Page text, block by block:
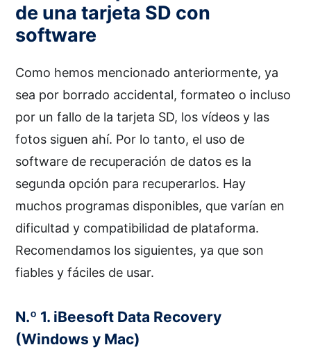
de una tarjeta SD con
software
Como hemos mencionado anteriormente, ya
sea por borrado accidental, formateo o incluso
por un fallo de la tarjeta SD, los vídeos y las
fotos siguen ahí. Por lo tanto, el uso de
software de recuperación de datos es la
segunda opción para recuperarlos. Hay
muchos programas disponibles, que varían en
dificultad y compatibilidad de plataforma.
Recomendamos los siguientes, ya que son
fiables y fáciles de usar.
N.º 1. iBeesoft Data Recovery
(Windows y Mac)